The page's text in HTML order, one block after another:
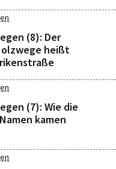
(8): Der
heißt
(7): Wie die
kamen